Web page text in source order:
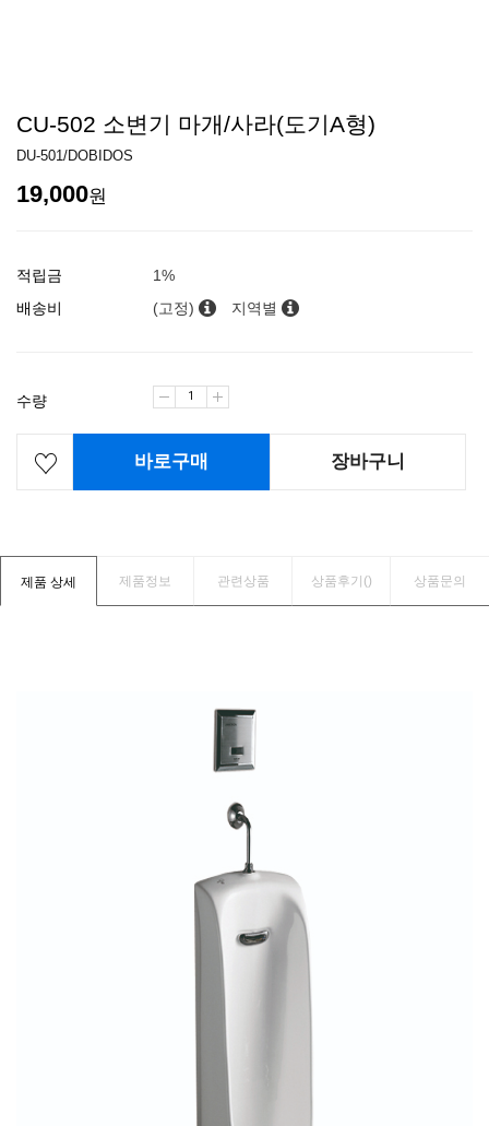
CU-502 소변기 마개/사라(도기A형)
DU-501/DOBIDOS
19,000원
적립금
1%
배송비
(고정) 지역별
수량
바로구매 장바구니
제품 상세 제품정보 관련상품 상품후기() 상품문의